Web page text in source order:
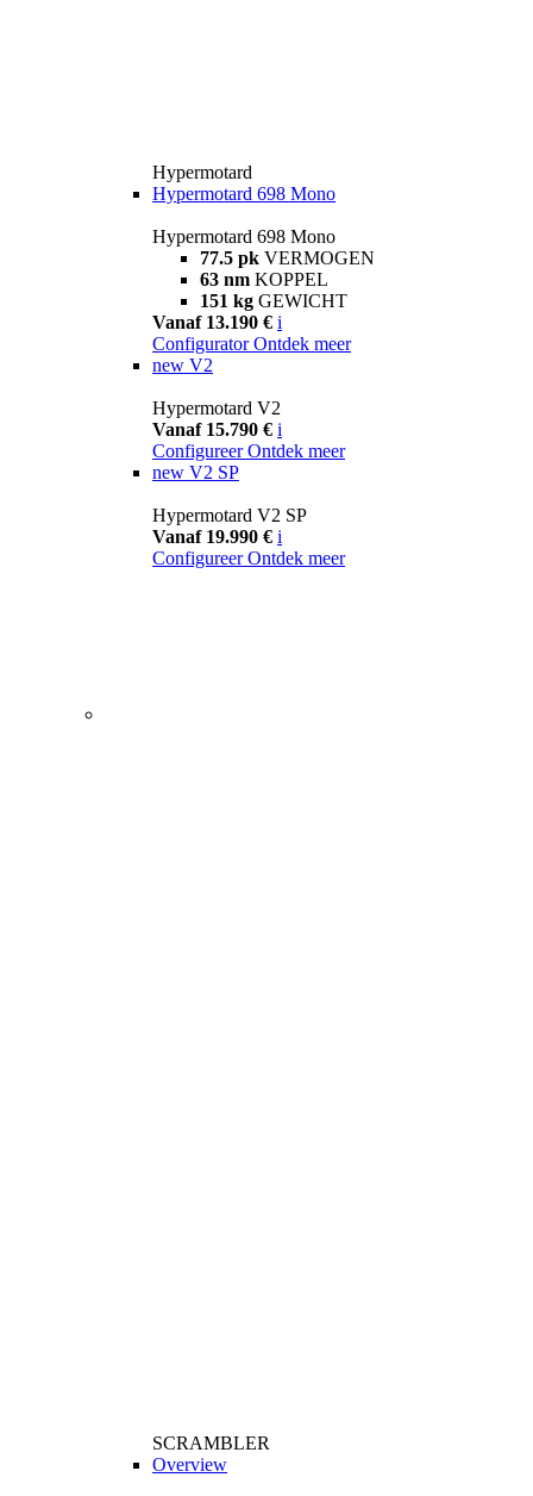
Hypermotard
Hypermotard 698 Mono
Hypermotard 698 Mono
77.5 pk VERMOGEN
63 nm KOPPEL
151 kg GEWICHT
Vanaf 13.190 € i
Configurator Ontdek meer
new V2
Hypermotard V2
Vanaf 15.790 € i
Configureer Ontdek meer
new V2 SP
Hypermotard V2 SP
Vanaf 19.990 € i
Configureer Ontdek meer
SCRAMBLER
Overview